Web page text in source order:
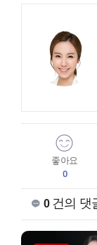
좋아요
0
0건의 댓